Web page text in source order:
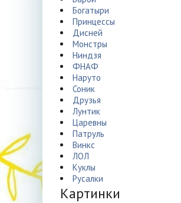
Богатыри
Принцессы
Дисней
Монстры
Ниндзя
ФНАФ
Наруто
Соник
Друзья
Лунтик
Царевны
Патруль
Винкс
ЛОЛ
Куклы
Русалки
Картинки